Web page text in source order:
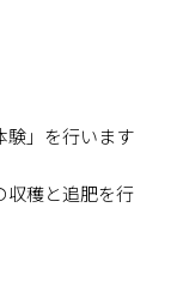
験」を行います
収穫と追肥を行